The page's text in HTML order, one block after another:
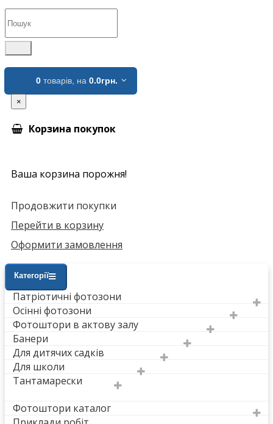
0 товарів, на 0.0грн.
×
Корзина покупок
Ваша корзина порожня!
Продовжити покупки
Перейти в корзину
Оформити замовлення
Категорії
Патріотичні фотозони
Осінні фотозони
Фотоштори в актову залу
Банери
Для дитячих садків
Для школи
Тантамарески
Фотоштори каталог